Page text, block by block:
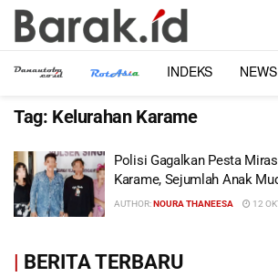
INDEKS NEWS
Tag: Kelurahan Karame
Polisi Gagalkan Pesta
Karame, Sejumlah Anak
AUTHOR:NOURA THANEESA 12
| BERITA TERBARU